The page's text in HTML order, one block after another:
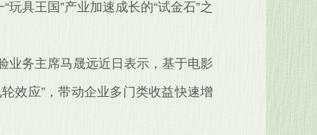
具王国”产业加速成长的“试金石”之
业务主席马晟远近日表示，基于电影
效应”，带动企业多门类收益快速增